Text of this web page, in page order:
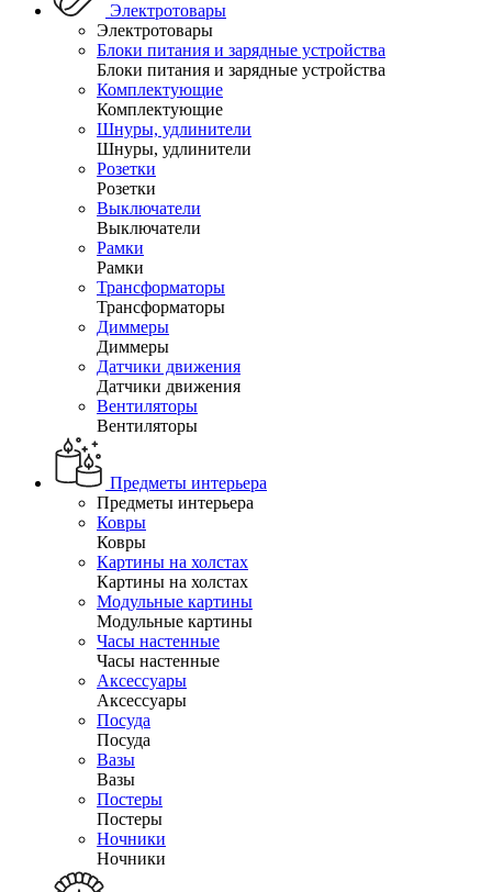
Электротовары
Электротовары
Блоки питания и зарядные устройства
Блоки питания и зарядные устройства
Комплектующие
Комплектующие
Шнуры, удлинители
Шнуры, удлинители
Розетки
Розетки
Выключатели
Выключатели
Рамки
Рамки
Трансформаторы
Трансформаторы
Диммеры
Диммеры
Датчики движения
Датчики движения
Вентиляторы
Вентиляторы
Предметы интерьера
Предметы интерьера
Ковры
Ковры
Картины на холстах
Картины на холстах
Модульные картины
Модульные картины
Часы настенные
Часы настенные
Аксессуары
Аксессуары
Посуда
Посуда
Вазы
Вазы
Постеры
Постеры
Ночники
Ночники